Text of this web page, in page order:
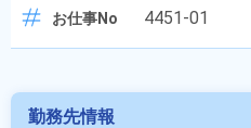
お仕事No 4451-01
勤務先情報